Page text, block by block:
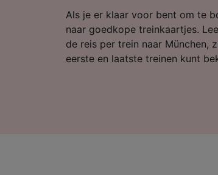
Als je er klaar voor bent om te
naar goedkope treinkaartjes.
de reis per trein naar München,
eerste en laatste treinen kunt